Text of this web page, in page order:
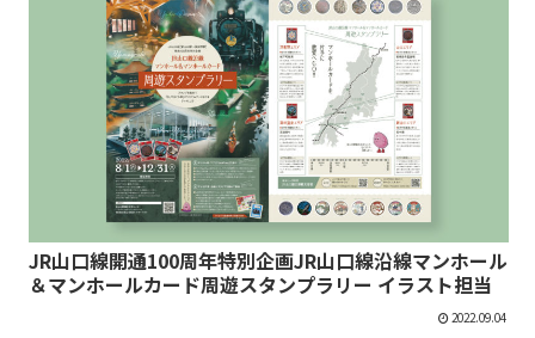
JR山口線開通100周年特別企画JR山口線沿線マンホール
＆マンホールカード周遊スタンプラリー イラスト担当
2022.09.04